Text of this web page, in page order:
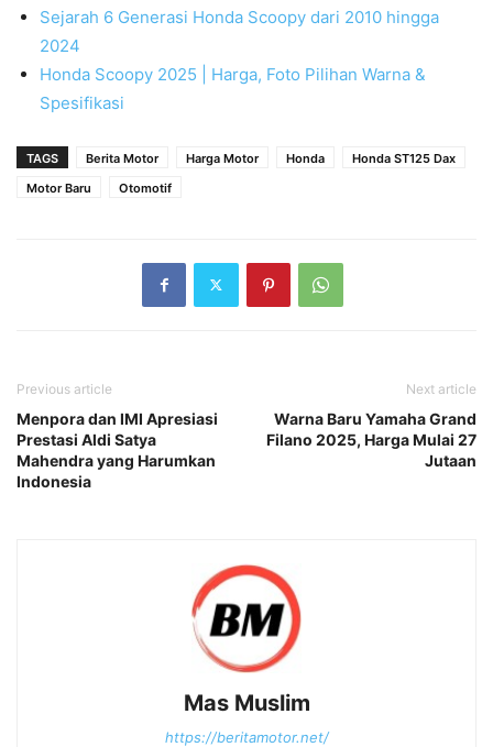
Sejarah 6 Generasi Honda Scoopy dari 2010 hingga
2024
Honda Scoopy 2025 | Harga, Foto Pilihan Warna &
Spesifikasi
TAGS Berita Motor Harga Motor Honda
Honda ST125 Dax
Motor Baru
Otomotif
Previous article
Menpora dan IMI Apresiasi
Prestasi Aldi Satya
Mahendra yang Harumkan
Indonesia
Next article
Warna Baru Yamaha Grand
Filano 2025, Harga Mulai 27
Jutaan
Mas Muslim
https://beritamotor.net/